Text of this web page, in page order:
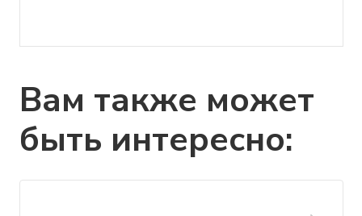
Вам также может
быть интересно: